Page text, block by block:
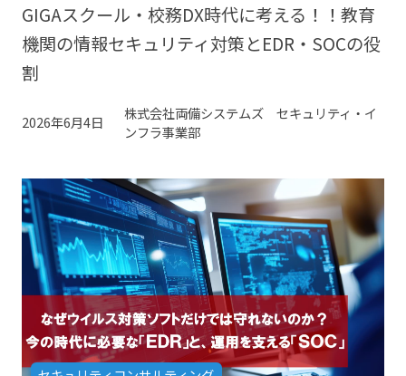
GIGAスクール・校務DX時代に考える！！教育
機関の情報セキュリティ対策とEDR・SOCの役
割
2026年6月4日
株式会社両備システムズ セキュリティ・イ
ンフラ事業部